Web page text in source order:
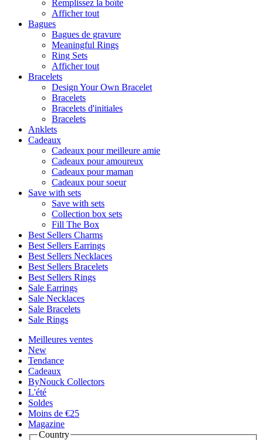
Remplissez la boîte
Afficher tout
Bagues
Bagues de gravure
Meaningful Rings
Ring Sets
Afficher tout
Bracelets
Design Your Own Bracelet
Bracelets
Bracelets d'initiales
Bracelets
Anklets
Cadeaux
Cadeaux pour meilleure amie
Cadeaux pour amoureux
Cadeaux pour maman
Cadeaux pour soeur
Save with sets
Save with sets
Collection box sets
Fill The Box
Best Sellers Charms
Best Sellers Earrings
Best Sellers Necklaces
Best Sellers Bracelets
Best Sellers Rings
Sale Earrings
Sale Necklaces
Sale Bracelets
Sale Rings
Meilleures ventes
New
Tendance
Cadeaux
ByNouck Collectors
L'été
Soldes
Moins de €25
Magazine
Country